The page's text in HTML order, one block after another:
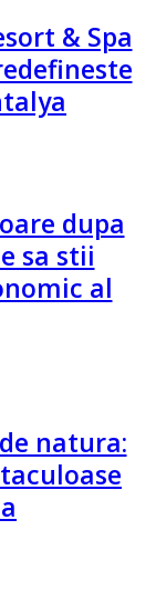
& Spa
dupa
sa stii
al
natura: